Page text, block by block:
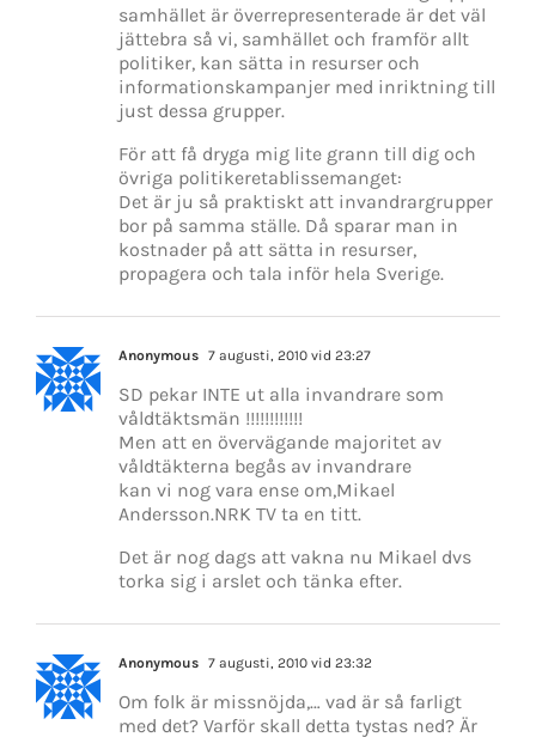
samhället är överrepresenterade är det väl
jättebra så vi, samhället och framför allt
politiker, kan sätta in resurser och
informationskampanjer med inriktning till
just dessa grupper.
För att få dryga mig lite grann till dig och
övriga politikeretablissemanget:
Det är ju så praktiskt att invandrargrupper
bor på samma ställe. Då sparar man in
kostnader på att sätta in resurser,
propagera och tala inför hela Sverige.
Anonymous 7 augusti, 2010 vid 23:27
SD pekar INTE ut alla invandrare som
våldtäktsmän !!!!!!!!!!!!
Men att en övervägande majoritet av
våldtäkterna begås av invandrare
kan vi nog vara ense om,Mikael
Andersson.NRK TV ta en titt.
Det är nog dags att vakna nu Mikael dvs
torka sig i arslet och tänka efter.
Anonymous 7 augusti, 2010 vid 23:32
Om folk är missnöjda,… vad är så farligt
med det? Varför skall detta tystas ned? Är